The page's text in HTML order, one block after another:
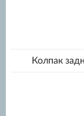
Колпак